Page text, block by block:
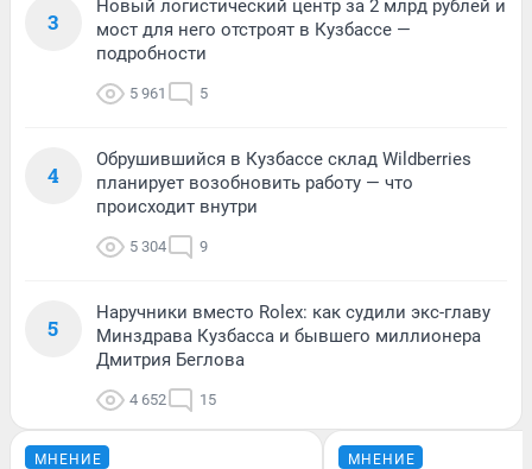
3
Новый логистический центр за 2 млрд рублей и
мост для него отстроят в Кузбассе —
подробности
5 961 5
4
Обрушившийся в Кузбассе склад Wildberries
планирует возобновить работу — что
происходит внутри
5 304 9
5
Наручники вместо Rolex: как судили экс-главу
Минздрава Кузбасса и бывшего миллионера
Дмитрия Беглова
4 652 15
МНЕНИЕ МНЕНИЕ